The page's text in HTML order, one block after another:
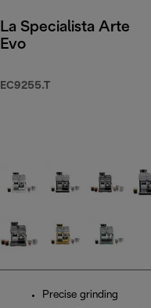
La Specialista Arte
Evo
EC9255.T
Precise grinding